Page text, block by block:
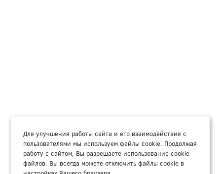
Для улучшения работы сайта и его взаимодействия с
пользователями мы используем файлы cookie. Продолжая
работу с сайтом, Вы разрешаете использование cookie-
файлов. Вы всегда можете отключить файлы cookie в